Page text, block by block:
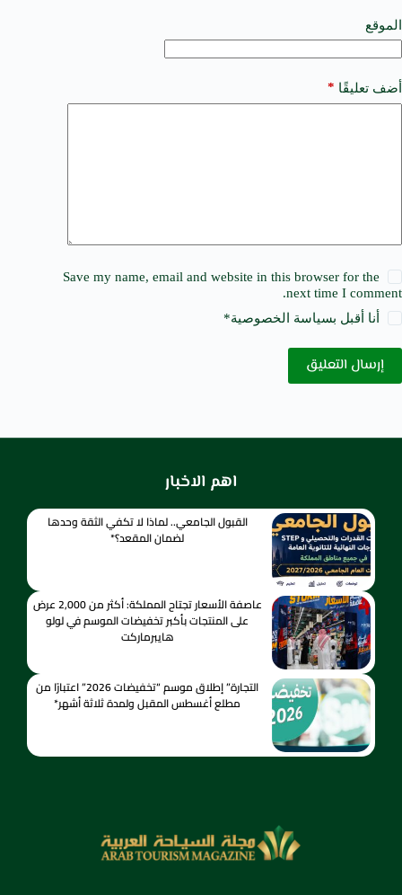
الموقع
أضف تعليقًا *
Save my name, email and website in this browser for the
next time I comment.
أنا أقبل بسياسة الخصوصية*
إرسال التعليق
e
:
اهم الاخبار
القبول الجامعي.. لماذا لا تكفي الثقة وحدها
لضمان المقعد؟*
عاصفة الأسعار تجتاح المملكة: أكثر من 2,000 عرض
على المنتجات بأكبر تخفيضات الموسم في لولو
هايبرماركت
التجارة” إطلاق موسم “تخفيضات 2026” اعتبارًا من
مطلع أغسطس المقبل ولمدة ثلاثة أشهر*